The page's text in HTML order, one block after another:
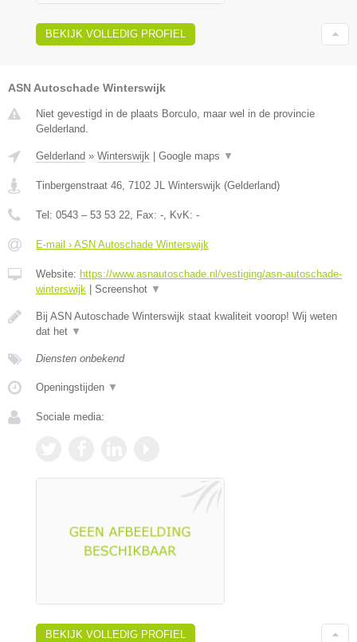
BEKIJK VOLLEDIG PROFIEL
ASN Autoschade Winterswijk
Niet gevestigd in de plaats Borculo, maar wel in de provincie
Gelderland.
Gelderland » Winterswijk Google maps ▼
Tinbergenstraat 46, 7102 JL Winterswijk (Gelderland)
Tel: 0543 – 53 53 22, Fax: -, KvK: -
E-mail › ASN Autoschade Winterswijk
Website: https://www.asnautoschade.nl/vestiging/asn-autoschade-
winterswijk
Screenshot ▼
Bij ASN Autoschade Winterswijk staat kwaliteit voorop! Wij weten
dat het ▼
Diensten onbekend
Openingstijden ▼
Sociale media:
BEKIJK VOLLEDIG PROFIEL